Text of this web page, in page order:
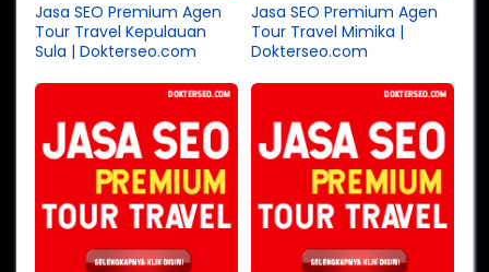
Jasa SEO Premium Agen
Tour Travel Kepulauan
Sula | Dokterseo.com
Jasa SEO Premium Agen
Tour Travel Mimika |
Dokterseo.com